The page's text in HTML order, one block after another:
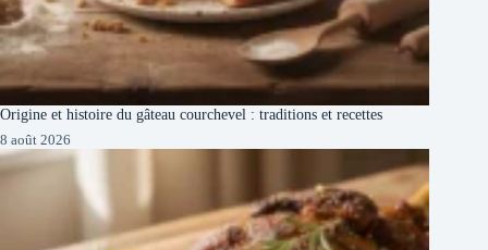
Origine et histoire du gâteau courchevel : traditions et recettes
8 août 2026